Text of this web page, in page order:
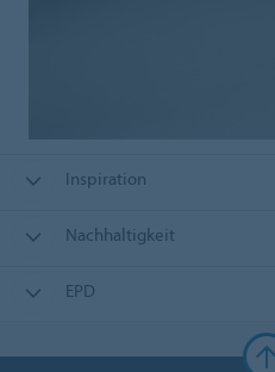
Inspiration
Nachhaltigkeit
EPD